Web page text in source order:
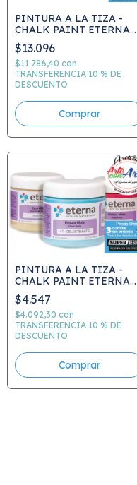
PINTURA A LA TIZA -
CHALK PAINT ETERNA
700ml x unidad - VER
CARTA COLORES -
ELEGIR COLOR
$13.096
$11.786,40 con
TRANSFERENCIA 10 % DE
DESCUENTO
Comprar
PINTURA A LA TIZA -
CHALK PAINT ETERNA
200ml x unidad -COLORES
COMUNES - VER CARTA
COLORES - ELEGIR
COLOR
$4.547
$4.092,30 con
TRANSFERENCIA 10 % DE
DESCUENTO
Comprar